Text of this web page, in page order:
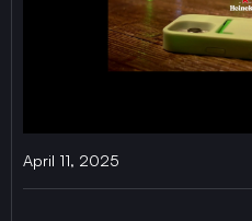
April 11, 2025